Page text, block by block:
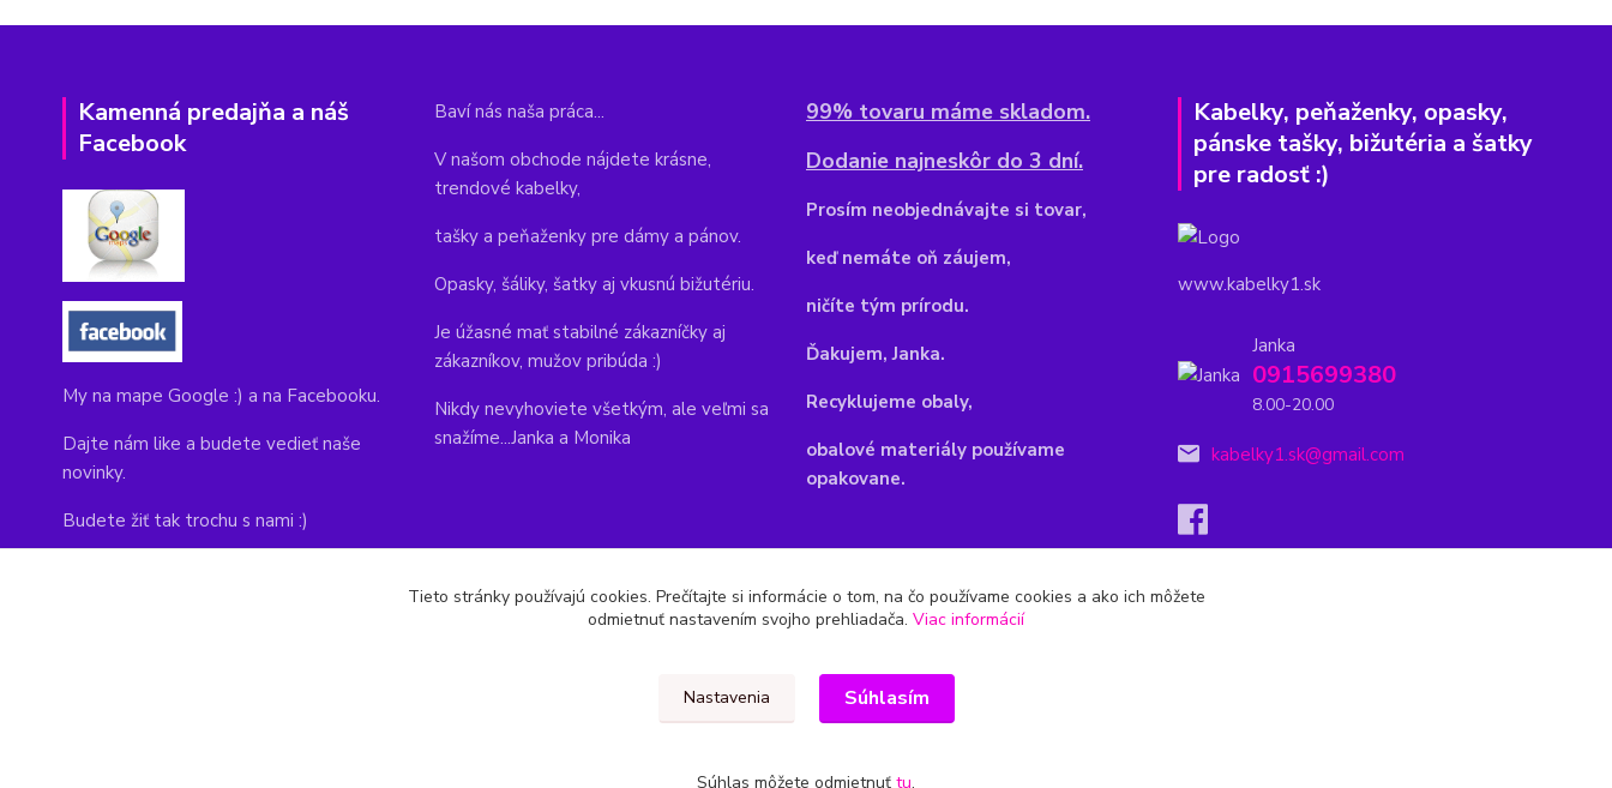
Kamenná predajňa a náš
Facebook
My na mape Google :) a na Facebooku.
Dajte nám like a budete vedieť naše
novinky.
Budete žiť tak trochu s nami :)
Baví nás naša práca...
V našom obchode nájdete krásne,
trendové kabelky,
tašky a peňaženky pre dámy a pánov.
Opasky, šáliky, šatky aj vkusnú bižutériu.
Je úžasné mať stabilné zákazníčky aj
zákazníkov, mužov pribúda :)
Nikdy nevyhoviete všetkým, ale veľmi sa
snažíme...Janka a Monika
99% tovaru máme skladom.
Dodanie najneskôr do 3 dní.
Prosím neobjednávajte si tovar,
keď nemáte oň záujem,
ničíte tým prírodu.
Ďakujem, Janka.
Recyklujeme obaly,
obalové materiály používame
opakovane.
Kabelky, peňaženky, opasky,
pánske tašky, bižutéria a šatky
pre radosť :)
www.kabelky1.sk
Janka
0915699380
8.00-20.00
kabelky1.sk@gmail.com
Tieto stránky používajú cookies. Prečítajte si informácie o tom, na čo používame cookies a ako ich môžete
odmietnuť nastavením svojho prehliadača. Viac informácií
Nastavenia Súhlasím
Súhlas môžete odmietnuť tu.